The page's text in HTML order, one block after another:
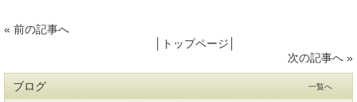
« 前の記事へ
トップページ
次の記事へ »
ブログ 一覧へ